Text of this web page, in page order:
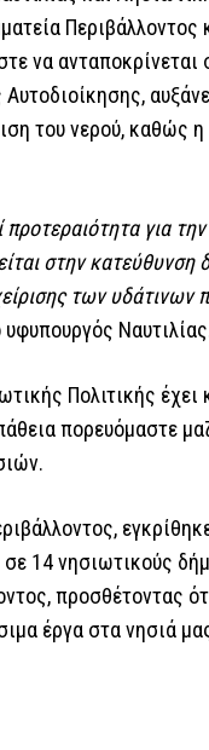
να
του νερού, καθώς η
για
στην κατεύθυνση
των
Πολιτικής
πορευόμαστε
14 νησιωτικούς
προσθέτοντας
έργα στα νησιά